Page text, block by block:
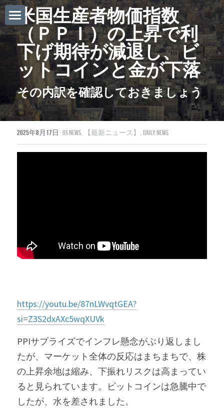
ホーム
Daily News
About Globalists
U.S. News
EuropeNews
China News
Russia News
About Mei
Beginner's Content
question corner
投資
米国生産者物価指数
（ＰＰＩ）の上昇で利
下げ期待が減退し、ビ
ットコインと金が下落
その内訳を確認しておきましょう
2025年8月17日 ·US News, 【最新ニュース】, Daily News
https://youtu.be/87nLWvqtGEA?
si=Z3S2dxAXc5wqXUVk
PPIサプライズでインフレ懸念がぶり返しまし
たが、マーケット全体の反応はまちまちで、株
の上昇余地は縮み、下振れリスクは高まってい
ると見られています。ビットコインは急騰中で
したが、水を差されました。